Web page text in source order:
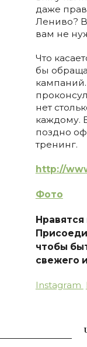
даже
Лениво?
вам не
Что
бы
нет
каждому.
поздно
тренинг.
http://
Фото
чтобы
свежего
Instagram